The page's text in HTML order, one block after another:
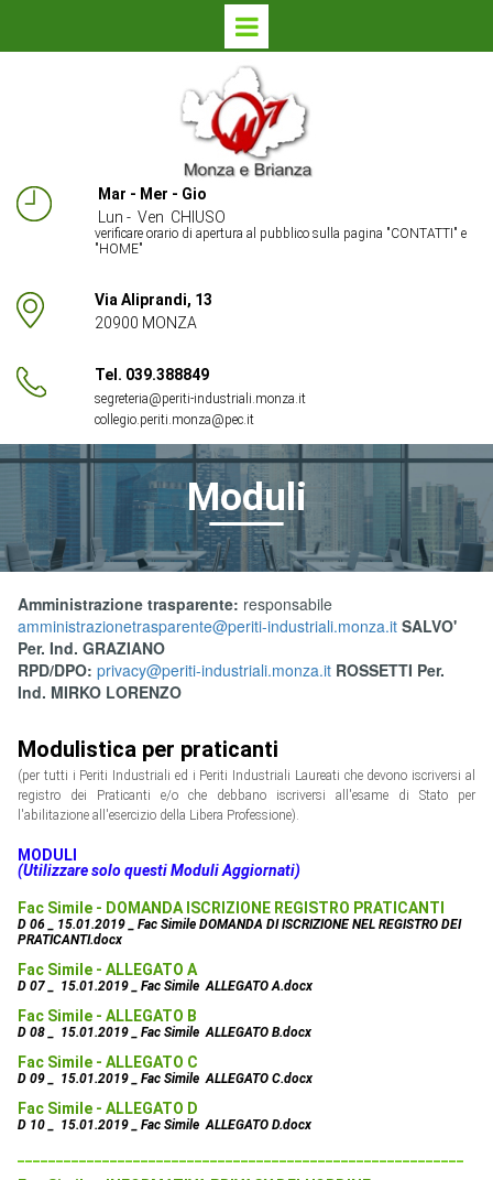
Mar - Mer - Gio
Lun - Ven CHIUSO
verificare orario di apertura al pubblico sulla pagina "CONTATTI " e
"HOME"
Via Aliprandi, 13
20900 MONZA
Tel. 039.388849
segreteria@periti-industriali.monza.it
collegio.periti.monza@pec.it
Moduli
Amministrazione trasparente: responsabile
amministrazionetrasparente@periti-industriali.monza.it SALVO'
Per. Ind. GRAZIANO
RPD/DPO: privacy@periti-industriali.monza.it ROSSETTI Per.
Ind. MIRKO LORENZO
Modulistica per praticanti
(per tutti i Periti Industriali ed i Periti Industriali Laureati che devono iscriversi al
registro dei Praticanti e/o che debbano iscriversi all'esame di Stato per
l'abilitazione all'esercizio della Libera Professione).
MODULI
(Utilizzare solo questi Moduli Aggiornati)
Fac Simile - DOMANDA ISCRIZIONE REGISTRO PRATICANTI
D 06 _ 15.01.2019 _ Fac Simile DOMANDA DI ISCRIZIONE NEL REGISTRO DEI
PRATICANTI.docx
Fac Simile - ALLEGATO A
D 07 _ 15.01.2019 _ Fac Simile ALLEGATO A.docx
Fac Simile - ALLEGATO B
D 08 _ 15.01.2019 _ Fac Simile ALLEGATO B.docx
Fac Simile - ALLEGATO C
D 09 _ 15.01.2019 _ Fac Simile ALLEGATO C.docx
Fac Simile - ALLEGATO D
D 10 _ 15.01.2019 _ Fac Simile ALLEGATO D.docx